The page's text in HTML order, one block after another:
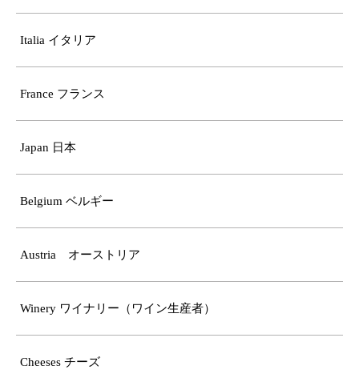
Italia イタリア
France フランス
Japan 日本
Belgium ベルギー
Austria オーストリア
Winery ワイナリー（ワイン生産者）
Cheeses チーズ